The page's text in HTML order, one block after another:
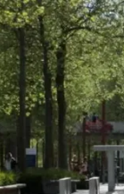
Nieuws